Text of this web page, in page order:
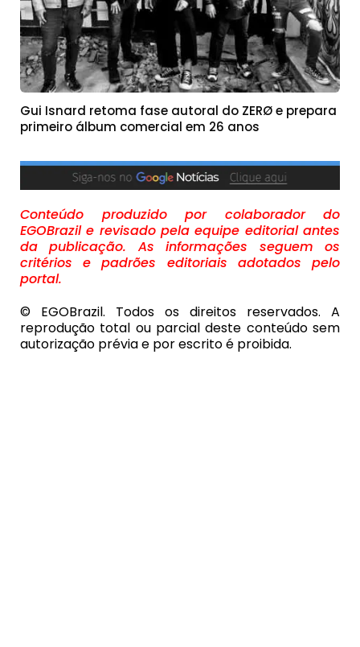
Gui Isnard retoma fase autoral do ZERØ e prepara
primeiro álbum comercial em 26 anos
Conteúdo produzido por colaborador do
EGOBrazil e revisado pela equipe editorial antes
da publicação. As informações seguem os
critérios e padrões editoriais adotados pelo
portal.
© EGOBrazil. Todos os direitos reservados. A
reprodução total ou parcial deste conteúdo sem
autorização prévia e por escrito é proibida.